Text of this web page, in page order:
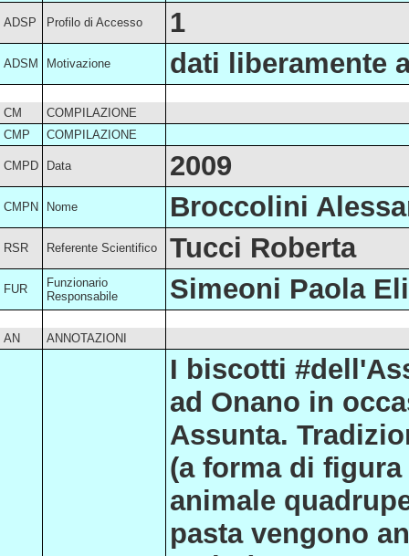
ADSP Profilo di Accesso 1
ADSM Motivazione dati liberamente
CM
COMPILAZIONE
CMP
COMPILAZIONE
CMPD Data 2009
CMPN Nome Broccolini
RSR Referente Scientifico Tucci Roberta
FUR
Funzionario
Responsabile
Simeoni Paola
AN ANNOTAZIONI
I biscotti
ad Onano in
Assunta.
(a forma di
animale
pasta vengono